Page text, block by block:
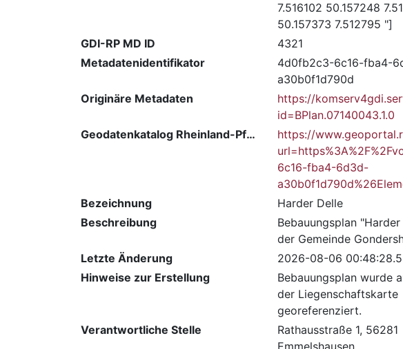
7.516102 50.157248
50.157373 7.512795 "]
GDI-RP MD ID
4321
Metadatenidentifikator
4d0fb2c3-6c16-fba4-
a30b0f1d790d
Originäre Metadaten
https://
id=BPlan.07140043.1.0
Geodatenkatalog Rheinland-Pfalz
https://
6c16-fba4-6d3d-
Bezeichnung
Harder Delle
Beschreibung
Bebauungsplan
der Gemeinde
Letzte Änderung
2026-08-06
Hinweise zur Erstellung
Bebauungsplan wurde
der Liegenschaftskarte
georeferenziert.
Verantwortliche Stelle
Rathausstraße 1, 56281
Emmelshausen